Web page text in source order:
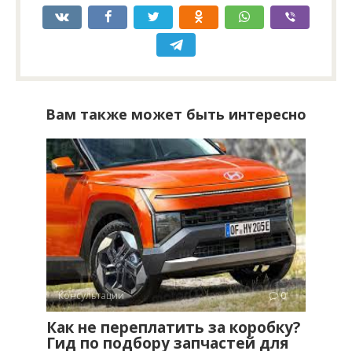
Вам также может быть интересно
Консультации 0
Как не переплатить за коробку?
Гид по подбору запчастей для